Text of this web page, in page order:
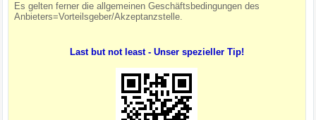
Es gelten ferner die allgemeinen Geschäftsbedingungen des
Anbieters=Vorteilsgeber/Akzeptanzstelle.
Last but not least - Unser spezieller Tip!